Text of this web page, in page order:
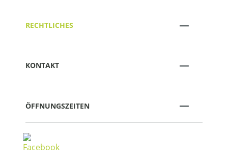
RECHTLICHES
KONTAKT
ÖFFNUNGSZEITEN